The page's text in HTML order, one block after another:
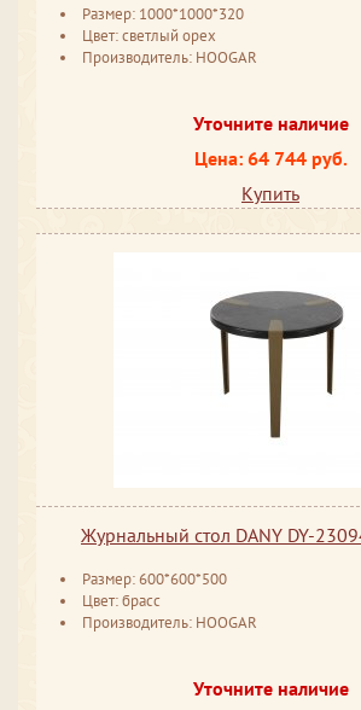
Размер: 1000*1000*320
Цвет: светлый орех
Производитель: HOOGAR
Уточните наличие
Цена: 64 744 руб.
Купить
Журнальный стол DANY DY-
Размер: 600*600*500
Цвет: брасс
Производитель: HOOGAR
Уточните наличие